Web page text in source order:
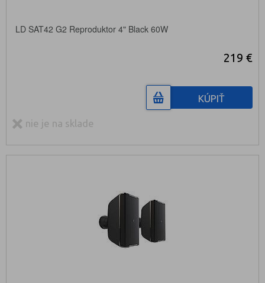
LD SAT42 G2 Reproduktor 4" Black 60W
219 €
KÚPIŤ
nie je na sklade